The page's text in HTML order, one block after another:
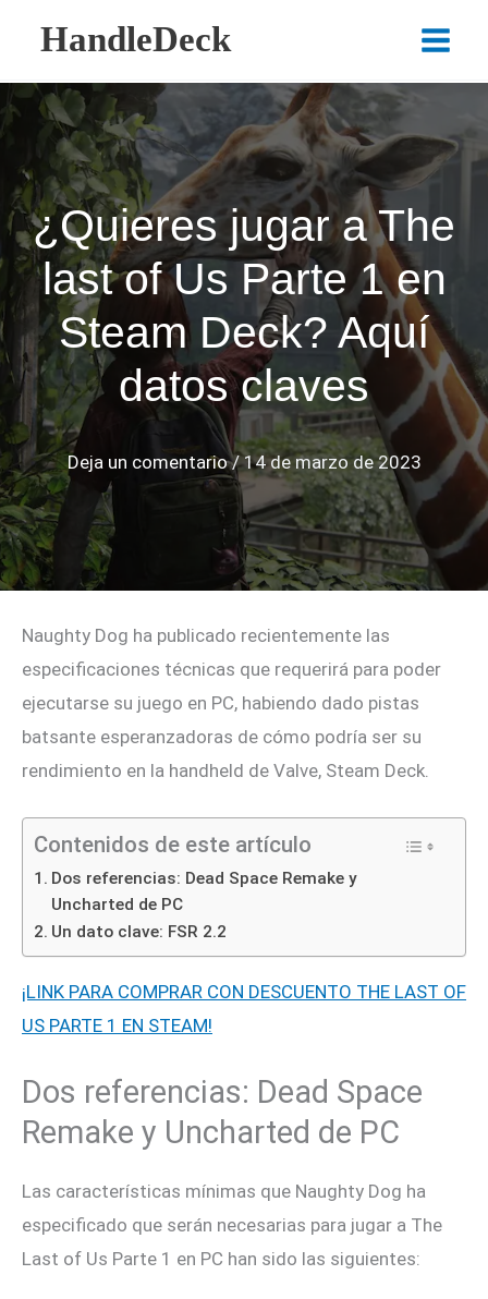
contenido
HandleDeck
Main
¿Quieres jugar a The
last of Us Parte 1 en
Steam Deck? Aquí
datos claves
Deja un comentario /14 de marzo de 2023
Naughty Dog ha publicado recientemente las
especificaciones técnicas que requerirá para poder
ejecutarse su juego en PC, habiendo dado pistas
batsante esperanzadoras de cómo podría ser su
rendimiento en la handheld de Valve, Steam Deck.
Contenidos de este artículo
Dos referencias: Dead Space Remake y
Uncharted de PC
Un dato clave: FSR 2.2
¡LINK PARA COMPRAR CON DESCUENTO THE LAST OF
US PARTE 1 EN STEAM!
Dos referencias: Dead Space
Remake y Uncharted de PC
Las características mínimas que Naughty Dog ha
especificado que serán necesarias para jugar a The
Last of Us Parte 1 en PC han sido las siguientes: